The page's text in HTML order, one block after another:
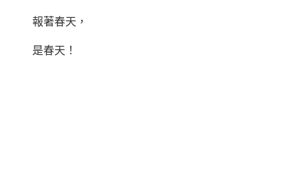
報著春天，
是春天！